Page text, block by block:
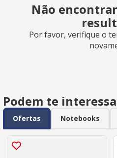
Não
Por favor, verifique o
Podem te
Ofertas Notebooks